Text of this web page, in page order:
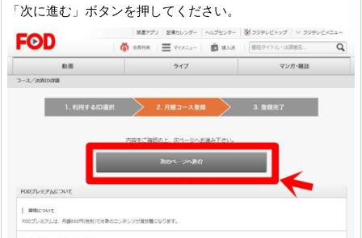
「次に進む」ボタンを押してください。